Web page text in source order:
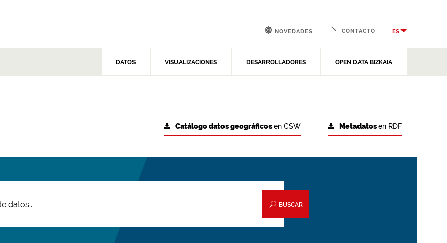
DATOS VISUALIZACIONES DESARROLLADORES OPEN DATA BIZKAIA
NOVEDADES CONTACTO ES
Metadatosen RDF
Catálogo datos geográficosen CSW
BUSCAR